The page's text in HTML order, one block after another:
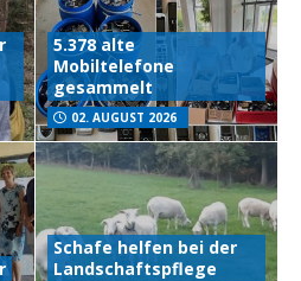
5.378 alte
Mobiltelefone
gesammelt
02. AUGUST 2026
Schafe helfen bei der
Landschaftspflege